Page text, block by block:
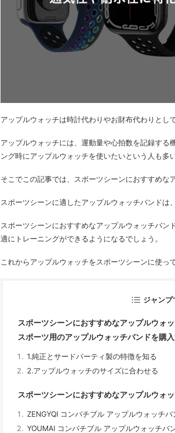
アップルウォッチは時計代わりやお財布代わりとし
アップルウォッチには、運動量や心拍数を記録する
ング時にアップルウォッチを使いたいという人も多
そこでこの記事では、スポーツシーンにおすすめな
スポーツシーンに適したアップルウォッチバンドは
スポーツシーンにおすすめなアップルウォッチバ
適にトレーニングができるようになるでしょう。
これからアップルウォッチをスポーツシーンに使っ
ジャンプ
スポーツシーンにおすすめなアップルウォ
スポーツ用のアップルウォッチバンドを購
1.純正とサードパーティ製の特徴を知る
2.アップルウォッチのサイズに合わせる
スポーツシーンにおすすめなアップルウォ
ZENGYQI コンパチブル アップルウォッチ
YOUMAI コンパチブル アップルウォッチバ